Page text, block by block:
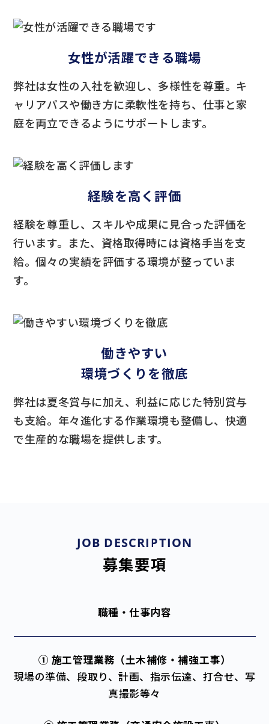
女性が活躍できる職場
弊社は女性の入社を歓迎し、多様性を尊重。キ
ャリアパスや働き方に柔軟性を持ち、仕事と家
庭を両立できるようにサポートします。
経験を高く評価
経験を尊重し、スキルや成果に見合った評価を
行います。また、資格取得時には資格手当を支
給。個々の実績を評価する環境が整っていま
す。
働きやすい
環境づくりを徹底
弊社は夏冬賞与に加え、利益に応じた特別賞与
も支給。年々進化する作業環境も整備し、快適
で生産的な職場を提供します。
JOB DESCRIPTION
募集要項
職種・仕事内容
① 施工管理業務 （土木補修・補強工事）
現場の準備、段取り、計画、指示伝達、打合せ、写
真撮影等々